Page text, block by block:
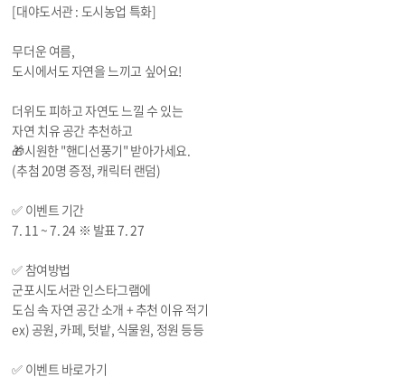
[대야도서관 : 도시농업 특화]
무더운 여름,
도시에서도 자연을 느끼고 싶어요!
더위도 피하고 자연도 느낄 수 있는
자연 치유 공간 추천하고
🎁시원한 "핸디선풍기" 받아가세요.
(추첨 20명 증정, 캐릭터 랜덤)
✅ 이벤트 기간
7. 11 ~ 7. 24 ※ 발표 7. 27
✅ 참여방법
군포시도서관 인스타그램에
도심 속 자연 공간 소개 + 추천 이유 적기
ex) 공원, 카페, 텃밭, 식물원, 정원 등등
✅ 이벤트 바로가기